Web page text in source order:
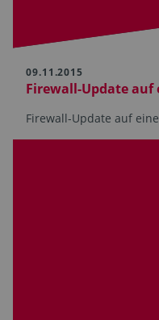
09.11.2015
Firewall-Update auf
Firewall-Update auf